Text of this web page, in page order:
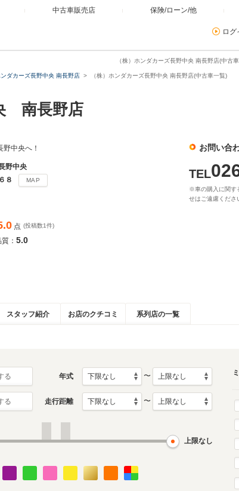
中古車販売店 保険/ローン/他
ログ
（株）ホンダカーズ長野中央 南長野店(中古
ンダカーズ長野中央 南長野店 （株）ホンダカーズ長野中央 南長野店(中古車一覧)
南長野店
中央へ！
野中央
８ MAP
点 (投稿数1件)
： 5.0
お問い合
TEL
※車の購入に関す
せはご遠慮くださ
スタッフ紹介 お店のクチコミ 系列店の一覧
る 年式 〜
る 走行距離 〜
上限なし